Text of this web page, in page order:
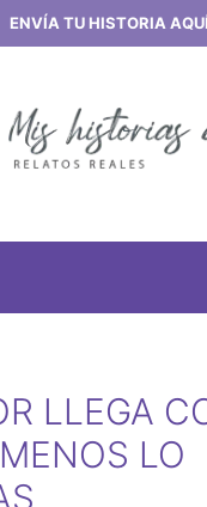
ENVÍA TU HISTORIA AQUÍ
LLEGA
LO